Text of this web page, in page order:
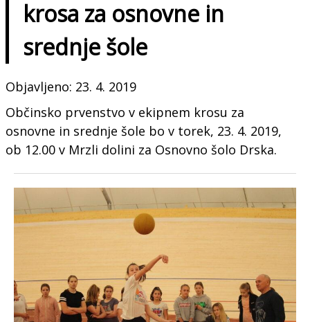
krosa za osnovne in
srednje šole
Objavljeno: 23. 4. 2019
Občinsko prvenstvo v ekipnem krosu za
osnovne in srednje šole bo v torek, 23. 4. 2019,
ob 12.00 v Mrzli dolini za Osnovno šolo Drska.